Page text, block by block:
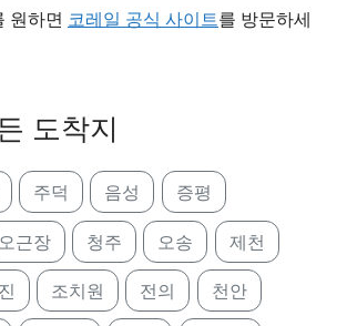
원하면 코레일 공식 사이트를 방문하세
도착지
주덕 음성 증평
오근장 청주 오송 제천
조치원 전의 천안